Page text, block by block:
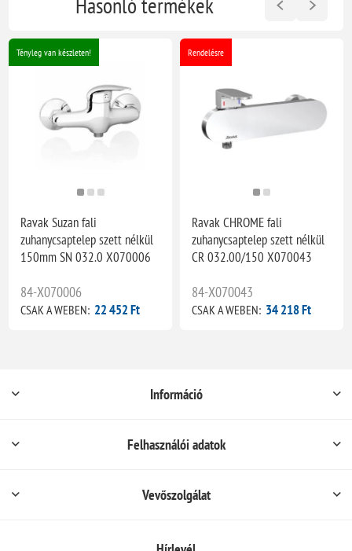
Tényleg van készleten!
Ravak Suzan fali
zuhanycsaptelep szett nélkül
150mm SN 032.0 X070006
84-X070006
CSAK A WEBEN: 22 452 Ft
Rendelésre
Ravak CHROME fali
zuhanycsaptelep szett nélkül
CR 032.00/150 X070043
84-X070043
CSAK A WEBEN: 34 218 Ft
Információ
Felhasználói adatok
Vevőszolgálat